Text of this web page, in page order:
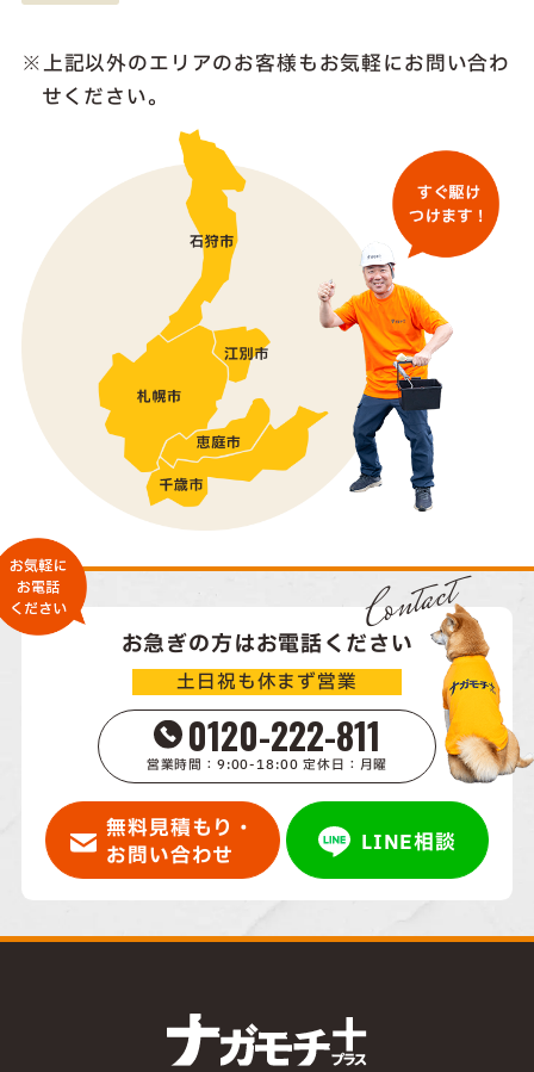
上記以外のエリアのお客様もお気軽にお問い合わ
せください。
Contact
お急ぎの方はお電話ください
土日祝も休まず営業
0120-222-811
営業時間：9:00-18:00 定休日：月曜
無料見積もり・
お問い合わせ
LINE相談